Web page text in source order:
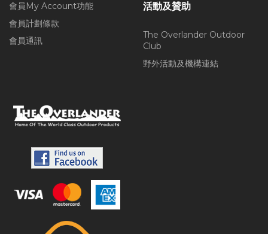
會員My Account功能
會員計劃條款
會員通訊
活動及贊助
The Overlander Outdoor
Club
野外活動及機構連結